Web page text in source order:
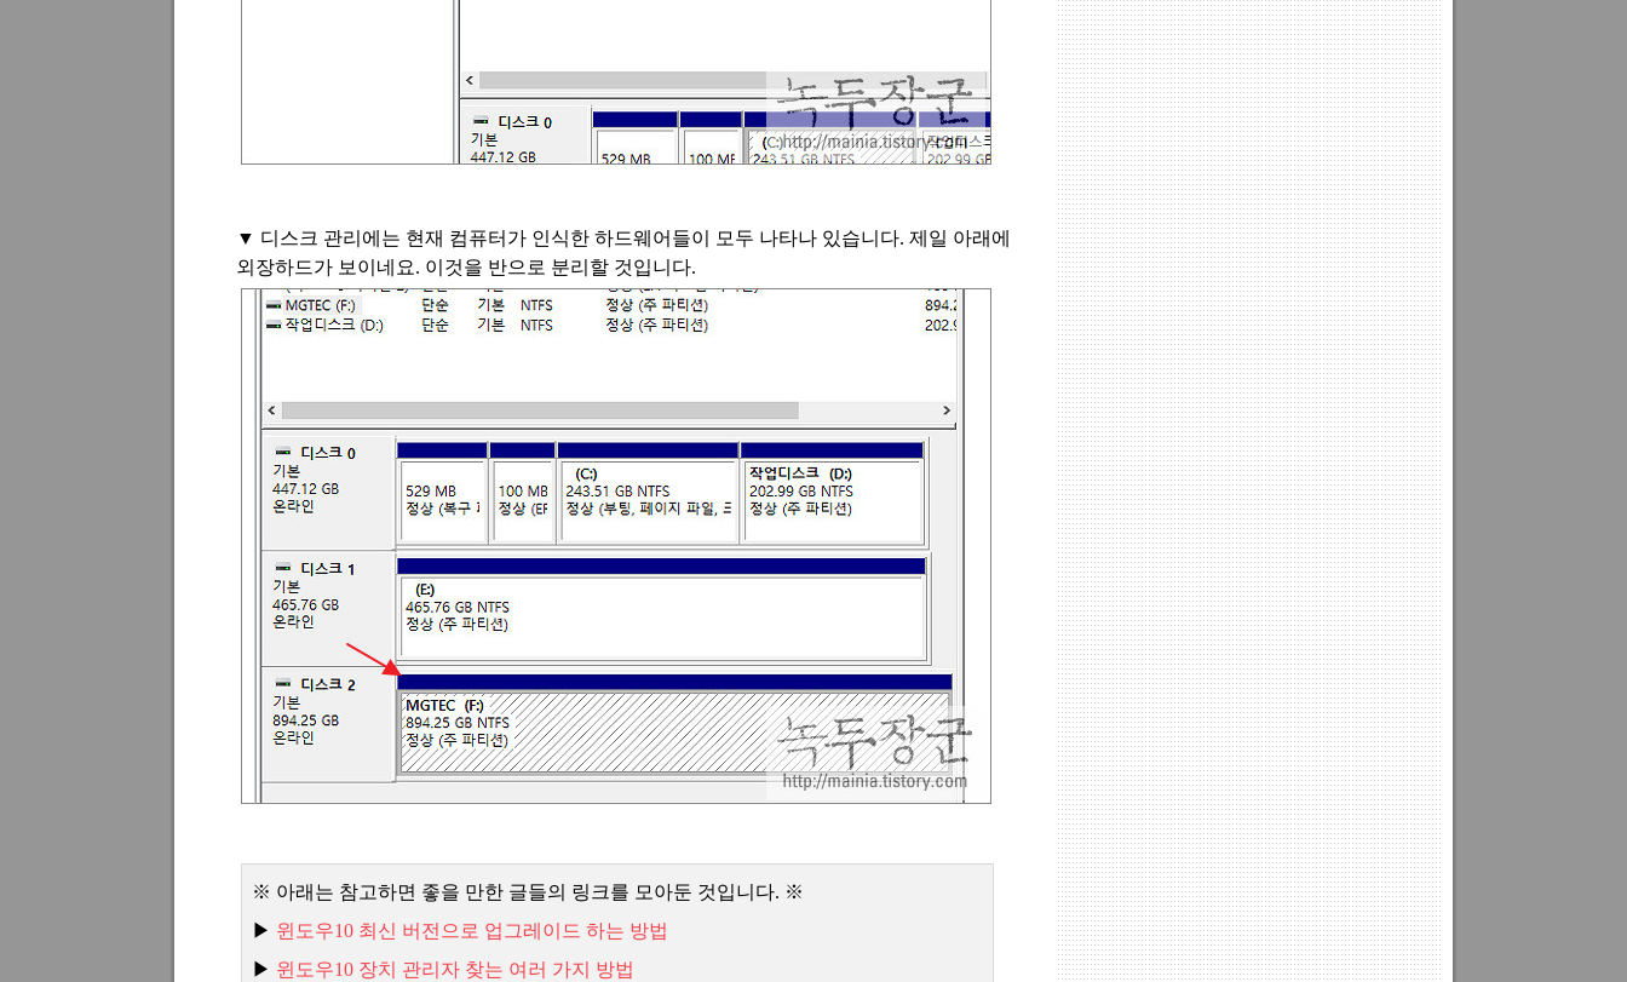
▼ 디스크 관리에는 현재 컴퓨터가 인식한 하드웨어들이 모두 나타나 있습니다. 제일 아래에
외장하드가 보이네요. 이것을 반으로 분리할 것입니다.
※ 아래는 참고하면 좋을 만한 글들의 링크를 모아둔 것입니다. ※
▶ 윈도우10 최신 버전으로 업그레이드 하는 방법
▶ 윈도우10 장치 관리자 찾는 여러 가지
방법